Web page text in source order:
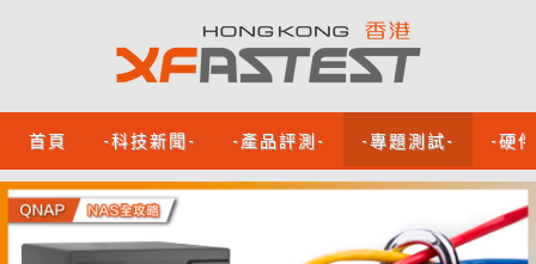
首頁 -科技新聞- -產品評測- -專題測試- -硬